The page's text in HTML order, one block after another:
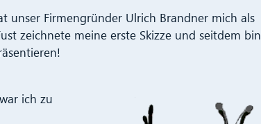
unser Firmengründer Ulrich Brandner mich als
zeichnete meine erste Skizze und seitdem bin
ich zu